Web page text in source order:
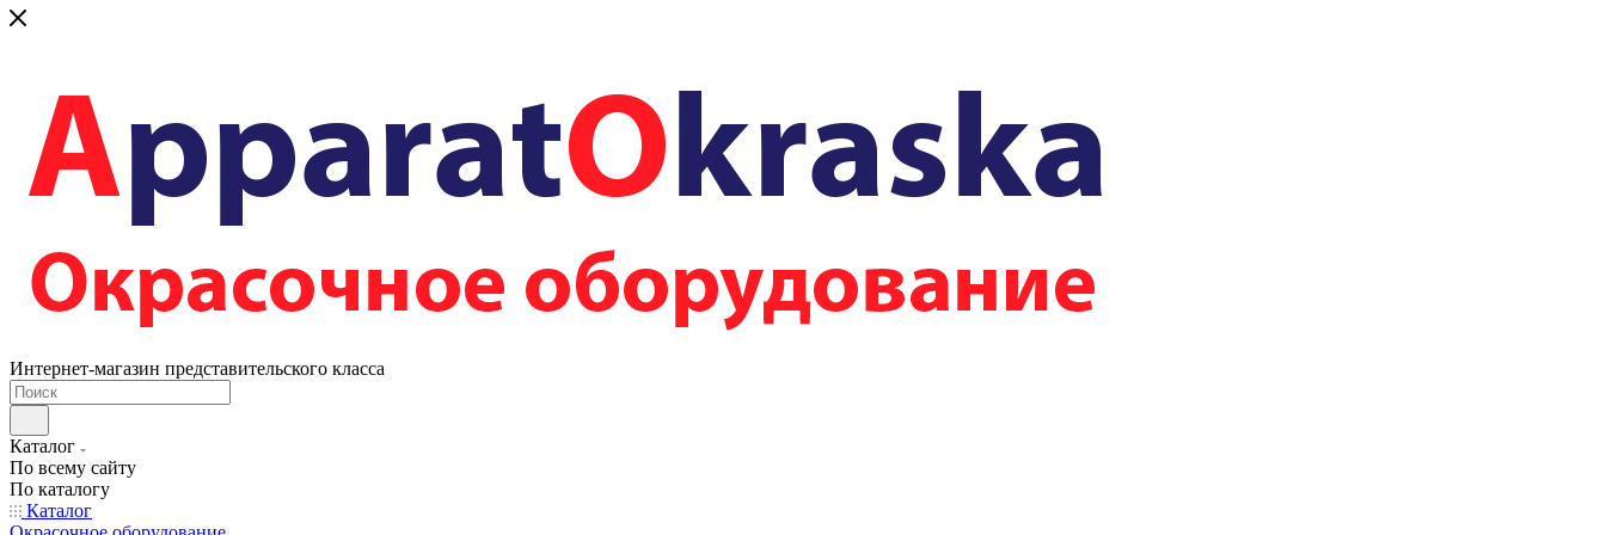
Интернет-магазин представительского класса
Каталог
По всему сайту
По каталогу
Каталог